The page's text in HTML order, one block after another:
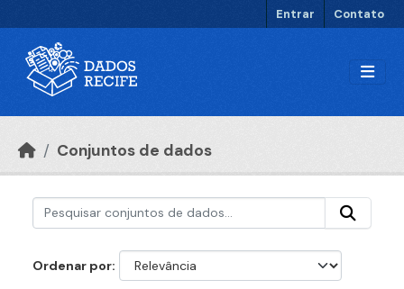
Entrar Contato
Conjuntos de dados
Ordenar por